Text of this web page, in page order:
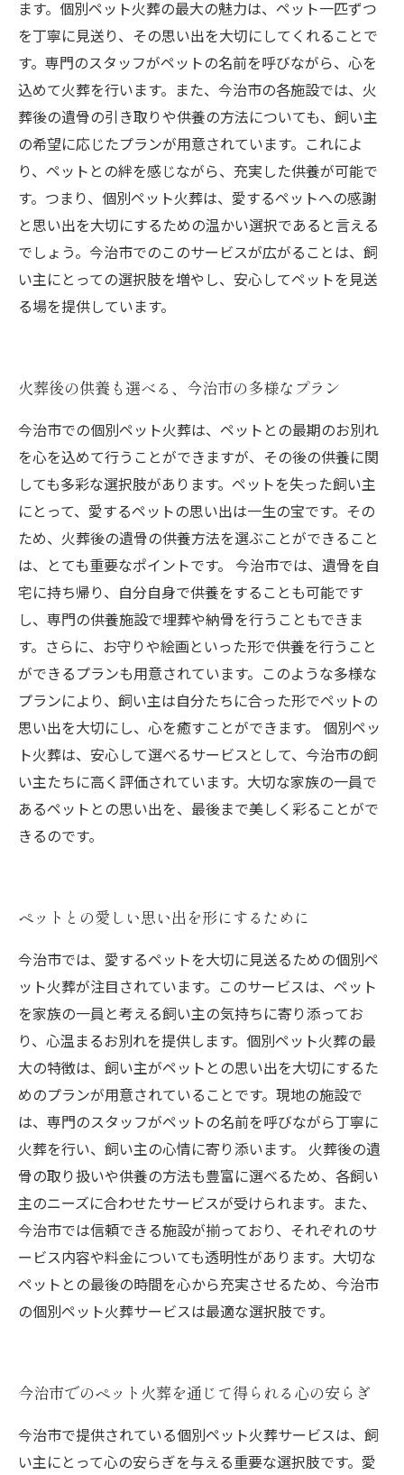
ます。個別ペット火葬の最大の魅力は、ペット一匹ずつ
を丁寧に見送り、その思い出を大切にしてくれることで
す。専門のスタッフがペットの名前を呼びながら、心を
込めて火葬を行います。また、今治市の各施設では、火
葬後の遺骨の引き取りや供養の方法についても、飼い主
の希望に応じたプランが用意されています。これによ
り、ペットとの絆を感じながら、充実した供養が可能で
す。つまり、個別ペット火葬は、愛するペットへの感謝
と思い出を大切にするための温かい選択であると言える
でしょう。今治市でのこのサービスが広がることは、飼
い主にとっての選択肢を増やし、安心してペットを見送
る場を提供しています。
火葬後の供養も選べる、今治市の多様なプラン
今治市での個別ペット火葬は、ペットとの最期のお別れ
を心を込めて行うことができますが、その後の供養に関
しても多彩な選択肢があります。ペットを失った飼い主
にとって、愛するペットの思い出は一生の宝です。その
ため、火葬後の遺骨の供養方法を選ぶことができること
は、とても重要なポイントです。 今治市では、遺骨を自
宅に持ち帰り、自分自身で供養をすることも可能です
し、専門の供養施設で埋葬や納骨を行うこともできま
す。さらに、お守りや絵画といった形で供養を行うこと
ができるプランも用意されています。このような多様な
プランにより、飼い主は自分たちに合った形でペットの
思い出を大切にし、心を癒すことができます。 個別ペッ
ト火葬は、安心して選べるサービスとして、今治市の飼
い主たちに高く評価されています。大切な家族の一員で
あるペットとの思い出を、最後まで美しく彩ることがで
きるのです。
ペットとの愛しい思い出を形にするために
今治市では、愛するペットを大切に見送るための個別ペ
ット火葬が注目されています。このサービスは、ペット
を家族の一員と考える飼い主の気持ちに寄り添ってお
り、心温まるお別れを提供します。個別ペット火葬の最
大の特徴は、飼い主がペットとの思い出を大切にするた
めのプランが用意されていることです。現地の施設で
は、専門のスタッフがペットの名前を呼びながら丁寧に
火葬を行い、飼い主の心情に寄り添います。 火葬後の遺
骨の取り扱いや供養の方法も豊富に選べるため、各飼い
主のニーズに合わせたサービスが受けられます。また、
今治市では信頼できる施設が揃っており、それぞれのサ
ービス内容や料金についても透明性があります。大切な
ペットとの最後の時間を心から充実させるため、今治市
の個別ペット火葬サービスは最適な選択肢です。
今治市でのペット火葬を通じて得られる心の安らぎ
今治市で提供されている個別ペット火葬サービスは、飼
い主にとって心の安らぎを与える重要な選択肢です。愛